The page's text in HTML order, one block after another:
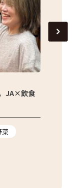
JA×飲食
菜